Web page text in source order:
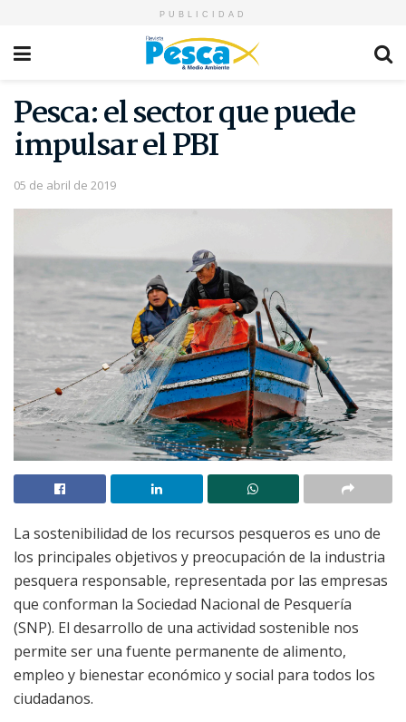
PUBLICIDAD
Pesca: el sector que puede
impulsar el PBI
05 de abril de 2019
La sostenibilidad de los recursos pesqueros es uno de
los principales objetivos y preocupación de la industria
pesquera responsable, representada por las empresas
que conforman la Sociedad Nacional de Pesquería
(SNP). El desarrollo de una actividad sostenible nos
permite ser una fuente permanente de alimento,
empleo y bienestar económico y social para todos los
ciudadanos.